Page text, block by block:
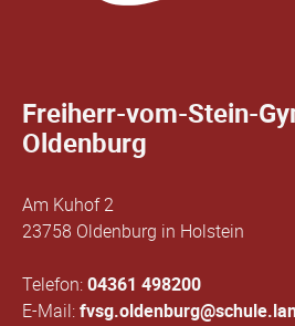
Freiherr-vom-Stein-
Oldenburg
Am Kuhof 2
23758 Oldenburg in Holstein
Telefon:04361 498200
E-Mail: